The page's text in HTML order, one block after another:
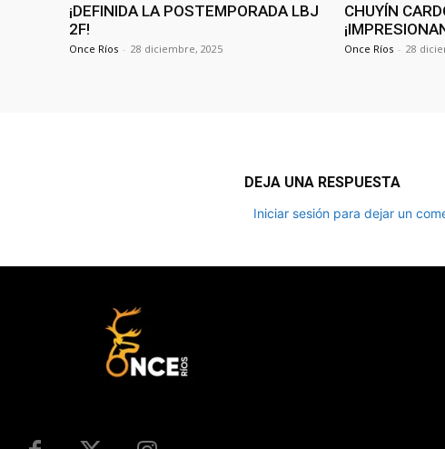
¡DEFINIDA LA POSTEMPORADA LBJ
2F!
Once Ríos - 28 diciembre, 2025
CHUYÍN
Once Ríos - 28
DEJA UNA RESPUESTA
Iniciar sesión para dejar un